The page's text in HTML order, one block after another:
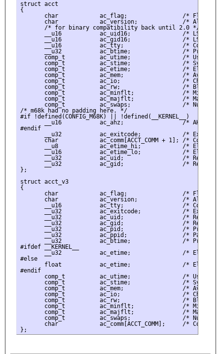
struct acct
{
       char            ac_flag;                /* Flags */
char            ac_version;             /* Always
       /* for binary compatibility back until 2.0 */
__u16           ac_uid16;               /* LSB of
__u16           ac_gid16;               /* LSB of
__u16           ac_tty;                 /* Control
__u32           ac_btime;               /* Process
comp_t          ac_utime;               /* User
comp_t          ac_stime;               /* System
comp_t          ac_etime;               /* Elapsed
comp_t          ac_mem;                 /* Average
comp_t          ac_io;                  /* Chars
comp_t          ac_rw;                  /* Blocks
comp_t          ac_minflt;              /* Minor
comp_t          ac_majflt;              /* Major
comp_t          ac_swaps;               /* Number
/* m68k had no padding here. */
#if !defined(CONFIG_M68K) || !defined(__KERNEL__)
       __u16           ac_ahz;                 /* AHZ */
#endif
__u32           ac_exitcode;            /*
char            ac_comm[ACCT_COMM + 1]; /* Command
__u8            ac_etime_hi;            /* Elapsed
__u16           ac_etime_lo;            /* Elapsed
__u32           ac_uid;                 /* Real
__u32           ac_gid;                 /* Real
};
struct acct_v3
{
       char            ac_flag;                /* Flags */
char            ac_version;             /* Always
__u16           ac_tty;                 /* Control
__u32           ac_exitcode;            /*
__u32           ac_uid;                 /* Real
__u32           ac_gid;                 /* Real
__u32           ac_pid;                 /* Process
__u32           ac_ppid;                /* Parent
__u32           ac_btime;               /* Process
#ifdef __KERNEL__
__u32           ac_etime;               /* Elapsed
#else
float           ac_etime;               /* Elapsed
#endif
comp_t          ac_utime;               /* User
comp_t          ac_stime;               /* System
comp_t          ac_mem;                 /* Average
comp_t          ac_io;                  /* Chars
comp_t          ac_rw;                  /* Blocks
comp_t          ac_minflt;              /* Minor
comp_t          ac_majflt;              /* Major
comp_t          ac_swaps;               /* Number
char            ac_comm[ACCT_COMM];     /* Command